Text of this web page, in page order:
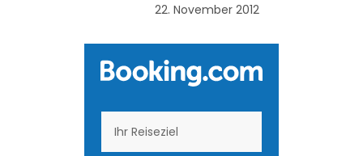
22. November 2012